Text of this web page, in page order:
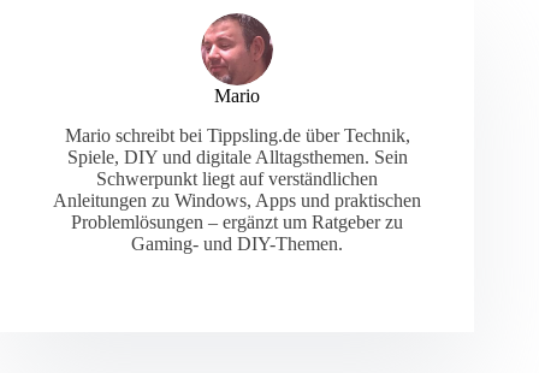
Mario
Mario schreibt bei Tippsling.de über Technik,
Spiele, DIY und digitale Alltagsthemen. Sein
Schwerpunkt liegt auf verständlichen
Anleitungen zu Windows, Apps und praktischen
Problemlösungen – ergänzt um Ratgeber zu
Gaming- und DIY-Themen.